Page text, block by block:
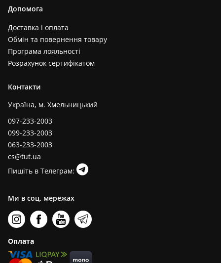
Допомога
Доставка і оплата
Обмін та повернення товару
Програма лояльності
Розрахунок сертифікатом
Контакти
Україна, м. Хмельницький
097-233-2003
099-233-2003
063-233-2003
cs@tut.ua
Пишіть в Телеграм:
Ми в соц. мережах
Оплата